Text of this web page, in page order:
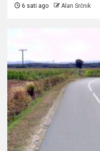
6 sati ago Alan Srčnik